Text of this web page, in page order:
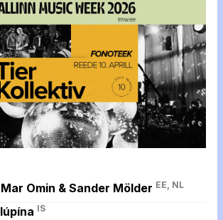
Mar Omin & Sander Mölder EE, NL
lúpína IS